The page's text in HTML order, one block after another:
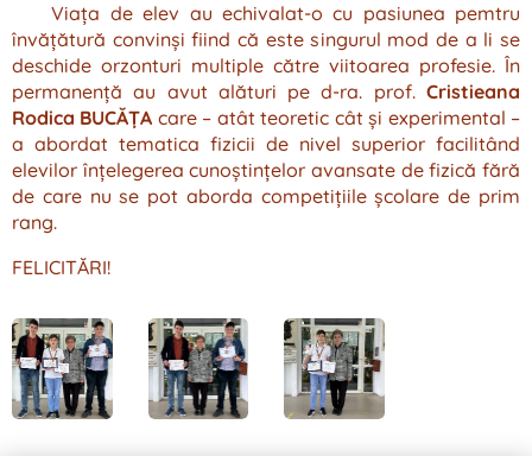
Viața de elev au echivalat-o cu pasiunea pemtru
învățătură convinși fiind că este singurul mod de a li se
deschide orzonturi multiple către viitoarea profesie. În
permanență au avut alături pe d-ra. prof. Cristieana
Rodica BUCĂȚA care – atât teoretic cât și experimental –
a abordat tematica fizicii de nivel superior facilitând
elevilor înțelegerea cunoștințelor avansate de fizică fără
de care nu se pot aborda competițiile școlare de prim
rang.
FELICITĂRI!